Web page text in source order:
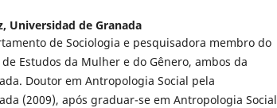
Universidad de Granada
de Sociologia e pesquisadora membro do
Estudos da Mulher e do Gênero, ambos da
Doutor em Antropologia Social pela
(2009), após graduar-se em Antropologia Social